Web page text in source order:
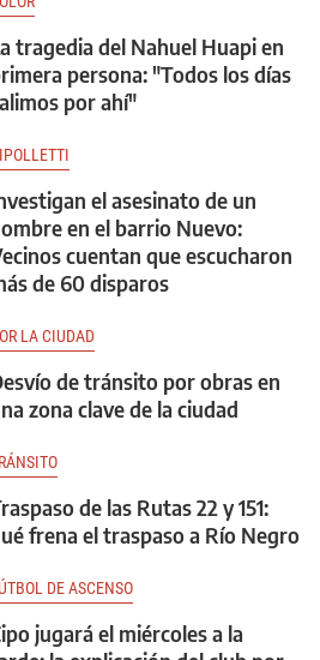
tragedia del Nahuel Huapi en
persona: "Todos los días
por ahí"
el asesinato de un
en el barrio Nuevo:
cuentan que escucharon
de 60 disparos
LA CIUDAD
de tránsito por obras en
zona clave de la ciudad
de las Rutas 22 y 151:
frena el traspaso a Río Negro
DE ASCENSO
jugará el miércoles a la